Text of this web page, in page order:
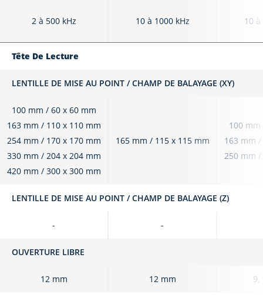
2 à 500 kHz 10 à 1000 kHz 10 à
Tête De Lecture
LENTILLE DE MISE AU POINT / CHAMP DE BALAYAGE (XY)
100 mm / 60 x 60 mm
163 mm / 110 x 110 mm
254 mm / 170 x 170 mm
330 mm / 204 x 204 mm
420 mm / 300 x 300 mm
165 mm / 115 x 115 mm
100
163 mm
250 mm
LENTILLE DE MISE AU POINT / CHAMP DE BALAYAGE (Z)
- -
OUVERTURE LIBRE
12 mm 12 mm 9,